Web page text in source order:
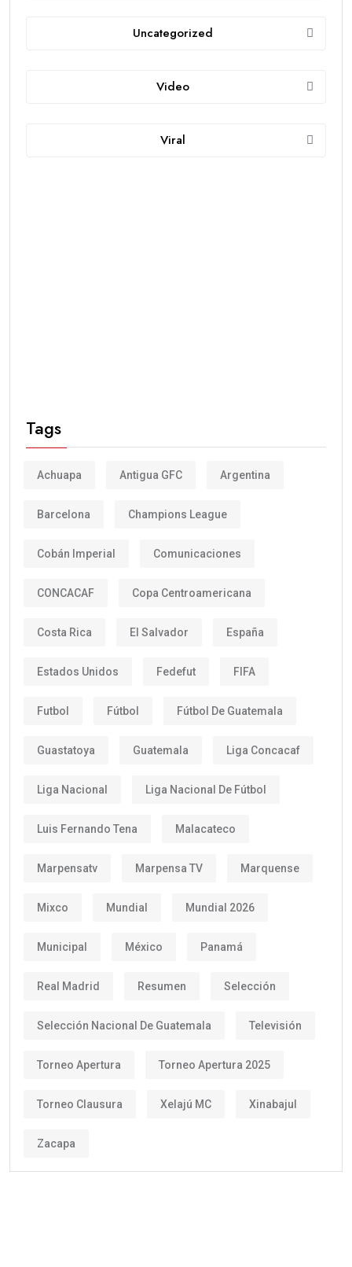
Uncategorized
Video
Viral
Tags
Achuapa Antigua GFC Argentina
Barcelona Champions League
Cobán Imperial Comunicaciones
CONCACAF Copa Centroamericana
Costa Rica El Salvador España
Estados Unidos Fedefut FIFA
Futbol Fútbol Fútbol De Guatemala
Guastatoya Guatemala Liga Concacaf
Liga Nacional Liga Nacional De Fútbol
Luis Fernando Tena Malacateco
Marpensatv Marpensa TV Marquense
Mixco Mundial Mundial 2026
Municipal México Panamá
Real Madrid Resumen Selección
Selección Nacional De Guatemala Televisión
Torneo Apertura Torneo Apertura 2025
Torneo Clausura Xelajú MC Xinabajul
Zacapa